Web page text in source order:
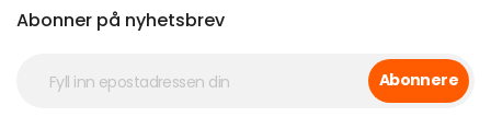
Abonner på nyhetsbrev
Abonnere